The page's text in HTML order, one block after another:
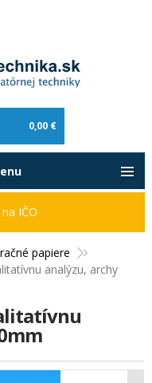
0,00 €
papiere
analýzu, archy
IČO